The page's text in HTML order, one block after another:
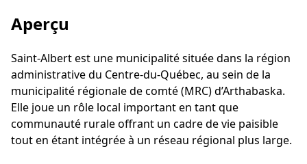
Aperçu
Saint-Albert est une municipalité située dans la région
administrative du Centre-du-Québec, au sein de la
municipalité régionale de comté (MRC) d’Arthabaska.
Elle joue un rôle local important en tant que
communauté rurale offrant un cadre de vie paisible
tout en étant intégrée à un réseau régional plus large.